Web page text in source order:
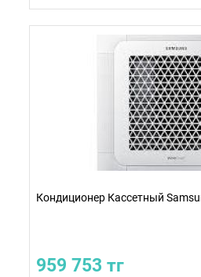
Кондиционер Кассетный
959 753 тг